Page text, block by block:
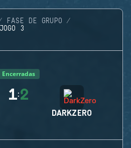
FASE DE GRUPO
3
Encerradas
1:2
DARKZERO